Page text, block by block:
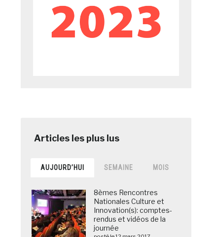
AUJOURD’HUI SEMAINE MOIS
8èmes Rencontres
Nationales Culture et
Innovation(s): comptes-
rendus et vidéos de la
journée